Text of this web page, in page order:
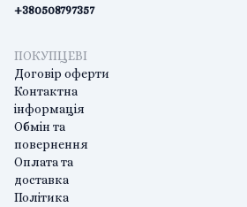
+380508797357
ПОКУПЦЕВІ
Договір оферти
Контактна
інформація
Обмін та
повернення
Оплата та
доставка
Політика